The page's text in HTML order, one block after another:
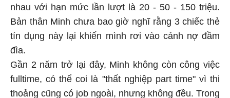
nhau với hạn mức lần lượt là 20 - 50 - 150 triệu.
Bản thân Minh chưa bao giờ nghĩ rằng 3 chiếc thẻ
tín dụng này lại khiến mình rơi vào cảnh nợ đầm
đìa.
Gần 2 năm trở lại đây, Minh không còn công việc
fulltime, có thể coi là "thất nghiệp part time" vì thi
thoảng cũng có job ngoài, nhưng không đều. Trong